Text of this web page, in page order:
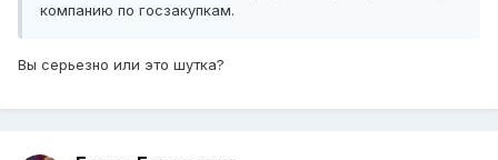
компанию по госзакупкам.
Вы серьезно или это шутка?